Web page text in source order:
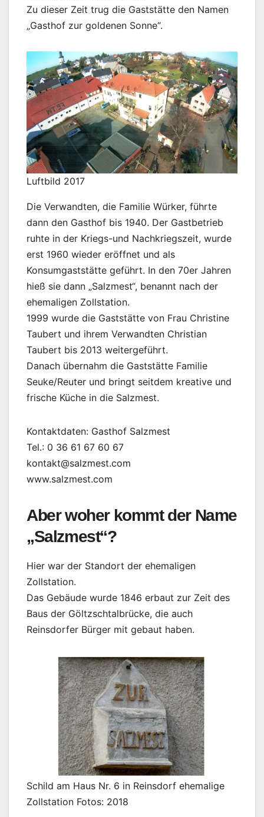
Zu dieser Zeit trug die Gaststätte den Namen
„Gasthof zur goldenen Sonne“.
Luftbild 2017
Die Verwandten, die Familie Würker, führte
dann den Gasthof bis 1940. Der Gastbetrieb
ruhte in der Kriegs-und Nachkriegszeit, wurde
erst 1960 wieder eröffnet und als
Konsumgaststätte geführt. In den 70er Jahren
hieß sie dann „Salzmest“, benannt nach der
ehemaligen Zollstation.
1999 wurde die Gaststätte von Frau Christine
Taubert und ihrem Verwandten Christian
Taubert bis 2013 weitergeführt.
Danach übernahm die Gaststätte Familie
Seuke/Reuter und bringt seitdem kreative und
frische Küche in die Salzmest.
Kontaktdaten: Gasthof Salzmest
Tel.: 0 36 61 67 60 67
kontakt@salzmest.com
www.salzmest.com
Aber woher kommt der Name
„Salzmest“?
Hier war der Standort der ehemaligen
Zollstation.
Das Gebäude wurde 1846 erbaut zur Zeit des
Baus der Göltzschtalbrücke, die auch
Reinsdorfer Bürger mit gebaut haben.
Schild am Haus Nr. 6 in Reinsdorf ehemalige
Zollstation Fotos: 2018